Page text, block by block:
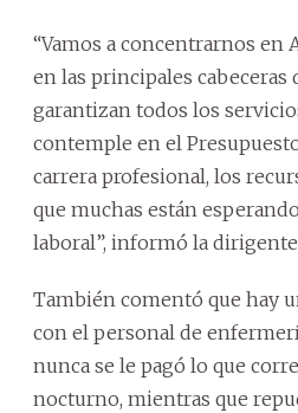
“Vamos a concentrarnos en
en las principales cabeceras
garantizan todos los
contemple en el
carrera profesional, los
que muchas están
laboral”, informó la
También comentó que hay
con el personal de
nunca se le pagó lo que
nocturno, mientras que